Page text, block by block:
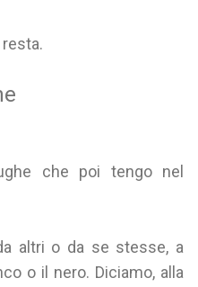
che poi tengo nel
altri o da se stesse, a
o il nero. Diciamo, alla